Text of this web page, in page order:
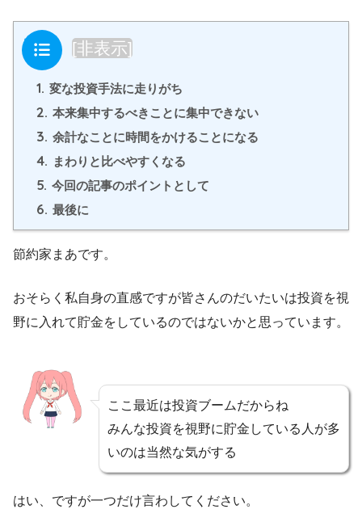
目次 [非表示]
1. 変な投資手法に走りがち
2. 本来集中するべきことに集中できない
3. 余計なことに時間をかけることになる
4. まわりと比べやすくなる
5. 今回の記事のポイントとして
6. 最後に
節約家まあです。
おそらく私自身の直感ですが皆さんのだいたいは投資を視
野に入れて貯金をしているのではないかと思っています。
ここ最近は投資ブームだからね
みんな投資を視野に貯金している人が多
いのは当然な気がする
はい、ですが一つだけ言わしてください。